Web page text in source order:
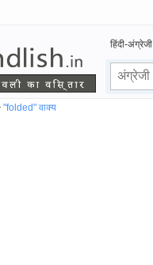
हिंदी-अंग्रेजी
"folded" वाक्य